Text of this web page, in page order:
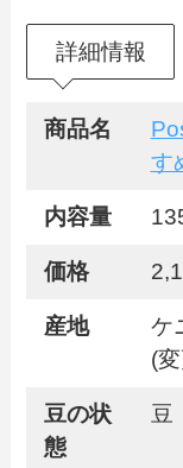
詳細情報
商品名
す
内容量
価格
産地
ケ
(
豆の状
態
豆